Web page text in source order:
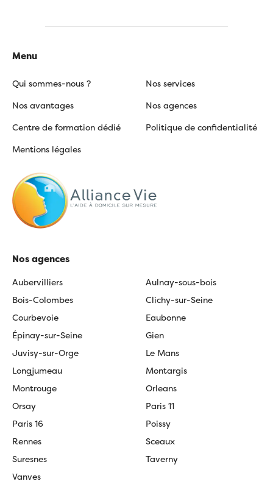
Menu
Qui sommes-nous ?
Nos services
Nos avantages
Nos agences
Centre de formation dédié
Politique de confidentialité
Mentions légales
Nos agences
Aubervilliers
Aulnay-sous-bois
Bois-Colombes
Clichy-sur-Seine
Courbevoie
Eaubonne
Épinay-sur-Seine
Gien
Juvisy-sur-Orge
Le Mans
Longjumeau
Montargis
Montrouge
Orleans
Orsay
Paris 11
Paris 16
Poissy
Rennes
Sceaux
Suresnes
Taverny
Vanves